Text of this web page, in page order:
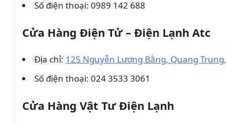
Số điện thoại: 0989 142 688
Cửa Hàng Điện Tử – Điện Lạnh Atc
Địa chỉ: 125 Nguyễn Lương Bằng, Quang
Số điện thoại: 024 3533 3061
Cửa Hàng Vật Tư Điện Lạnh